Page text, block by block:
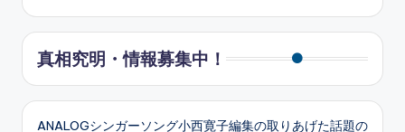
真相究明・情報募集中！
ANALOGシンガーソング小西寛子編集の取りあげた話題の